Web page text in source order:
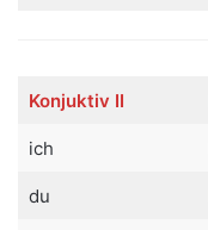
Konjuktiv II
ich
du